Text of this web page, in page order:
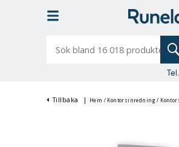
bland
Tillbaka | Hem / Kontorsinredning /